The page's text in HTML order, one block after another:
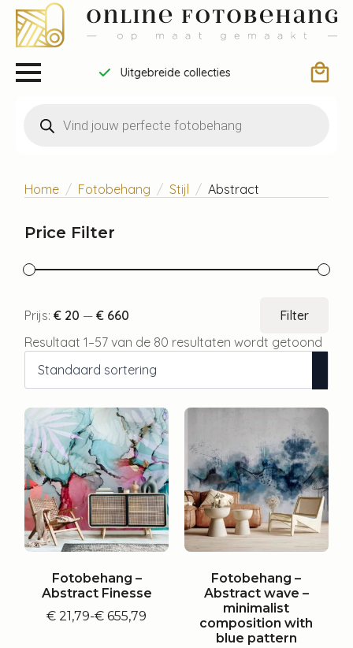
Draag bij aan een betere wereld
zoeken
Home Fotobehang Stijl Abstract
Price Filter
Filter
Prijs:€ 20 —€ 660
Resultaat 1–57 van de 80 resultaten wordt getoond
Fotobehang –
Abstract Finesse
€ 21,79-€ 655,79
Prijsklasse:
Fotobehang –
Abstract wave –
minimalist
composition with
blue pattern